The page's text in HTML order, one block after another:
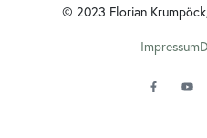
© 2023 Florian
Impressum